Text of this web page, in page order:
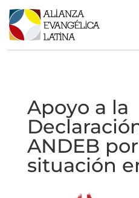
Apoyo a la
ANDEB
situación